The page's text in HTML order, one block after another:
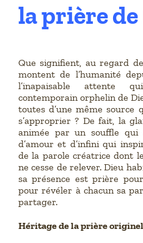
la prière
Que signifient, au regard
montent de l’humanité
l’inapaisable attente
contemporain orphelin de
toutes d’une même source
s’approprier ? De fait, la
animée par un souffle qui
d’amour et d’infini qui
de la parole créatrice dont
ne cesse de relever. Dieu
sa présence est prière
pour révéler à chacun sa
partager.
Héritage de la prière